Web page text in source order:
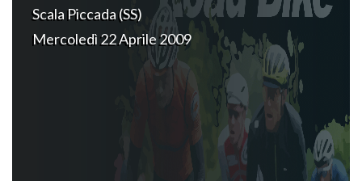
Scala Piccada (SS)
Mercoledì 22 Aprile 2009